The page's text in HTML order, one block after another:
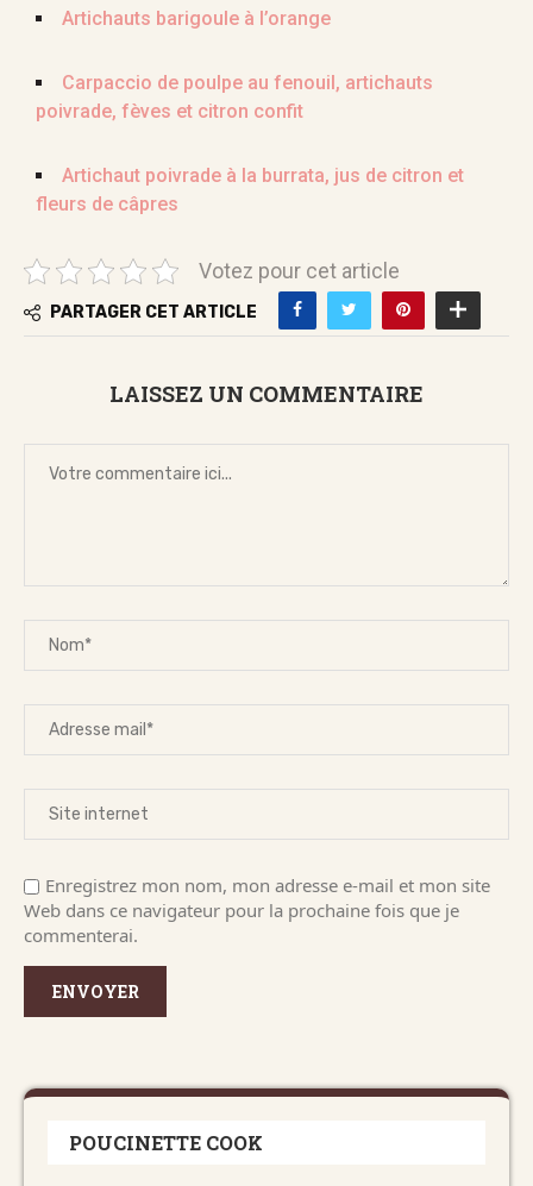
Artichauts barigoule à l’orange
Carpaccio de poulpe au fenouil, artichauts
poivrade, fèves et citron confit
Artichaut poivrade à la burrata, jus de citron et
fleurs de câpres
Votez pour cet article
PARTAGER CET ARTICLE
LAISSEZ UN COMMENTAIRE
Enregistrez mon nom, mon adresse e-mail et mon site
Web dans ce navigateur pour la prochaine fois que je
commenterai.
POUCINETTE COOK